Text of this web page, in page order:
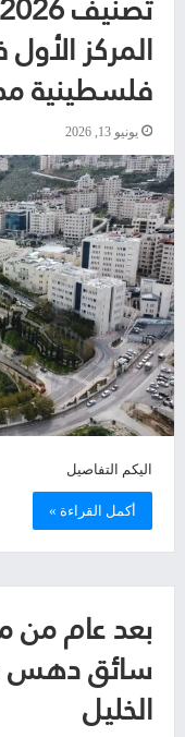
المركز
فلسطينية
يونيو 13, 2026
اليكم التفاصيل
أكمل القراءة »
بعد عام من
سائق دهس
الخليل